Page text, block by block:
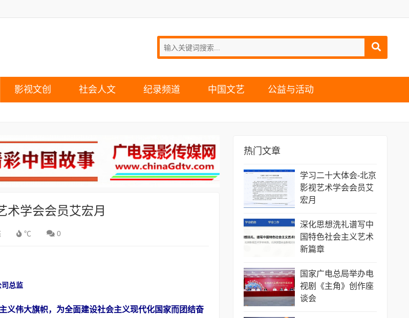
影视文创 社会人文 纪录频道 中国文艺 公益与活动
术学会会员艾宏月
℃ 0
总监
义伟大旗帜，为全面建设社会主义现代化国家而团结奋
热门文章
学习二十大体会-北京
影视艺术学会会员艾
宏月
深化思想洗礼谱写中
国特色社会主义艺术
新篇章
国家广电总局举办电
视剧《主角》创作座
谈会